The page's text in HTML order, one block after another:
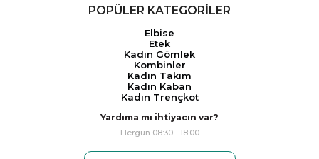
POPÜLER KATEGORİLER
Elbise
Etek
Kadın Gömlek
Kombinler
Kadın Takım
Kadın Kaban
Kadın Trençkot
Yardıma mı ihtiyacın var?
Hergün 08:30 - 18:00